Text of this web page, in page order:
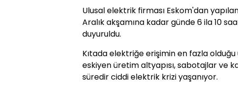
Ulusal elektrik firması Eskom'dan
Aralık akşamına kadar günde 6 ila 10
duyuruldu.
Kıtada elektriğe erişimin en fazla
eskiyen üretim altyapısı, sabotajlar ve
süredir ciddi elektrik krizi yaşanıyor.